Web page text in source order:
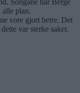
alle plan.
vore gjort betre. Det
var sterke saker.